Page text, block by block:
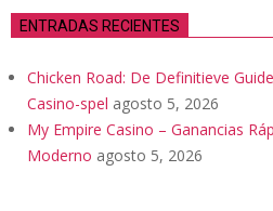
ENTRADAS RECIENTES
Chicken Road: De Definitieve
Casino-spel agosto 5, 2026
My Empire Casino – Ganancias
Moderno agosto 5, 2026